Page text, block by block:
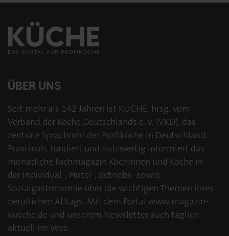
ÜBER UNS
Seit mehr als 142 Jahren ist KÜCHE, hrsg. vom
Verband der Köche Deutschlands e. V. (VKD), das
zentrale Sprachrohr der Profiköche in Deutschland.
Praxisnah, fundiert und nutzwertig informiert das
monatliche Fachmagazin Köchinnen und Köche in
der Individual-, Hotel-, Betriebs- sowie
Sozialgastronomie über die wichtigen Themen ihres
beruflichen Alltags. Mit dem Portal www.magazin-
kueche.de und unserem Newsletter auch täglich
aktuell im Web.